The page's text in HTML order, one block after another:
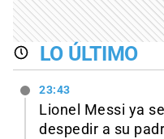
LO ÚLTIMO
23:43
Lionel Messi ya
despedir a su